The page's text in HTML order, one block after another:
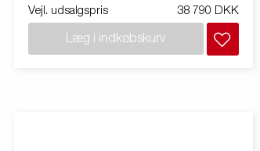
Vejl. udsalgspris 38 790 DKK
Læg i indkøbskurv